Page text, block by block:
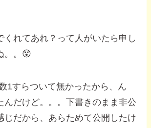
くれてあれ？って人がいたら申し
。。😵
1すらついて無かったから、ん
んだけど。。。下書きのまま非公
じだから、あらためて公開したけ